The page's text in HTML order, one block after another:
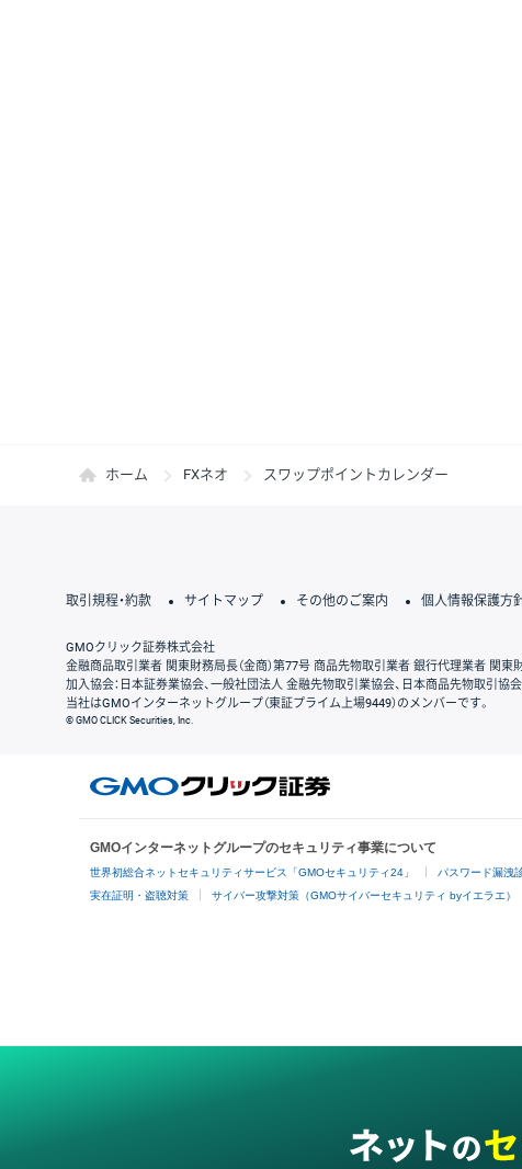
ホーム FXネオ スワップポイントカレンダー
取引規程・約款 サイトマップ その他のご案内 個人情報保護方
GMOクリック証券株式会社
金融商品取引業者 関東財務局長（金商）第77号 商品先物取引業者 銀行代理業者 関東
加入協会：日本証券業協会、一般社団法人 金融先物取引業協会、日本商品先物取引協会
当社はGMOインターネットグループ（東証プライム上場9449）のメンバーです。
© GMO CLICK Securities, Inc.
GMOインターネットグループのセキュリティ事業について
世界初総合ネットセキュリティサービス「GMOセキュリティ24」 パスワード漏洩
実在証明・盗聴対策 サイバー攻撃対策（GMOサイバーセキュリティ byイエラエ）